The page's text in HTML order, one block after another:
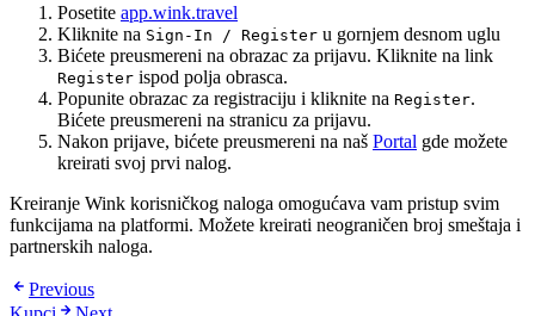
Posetite app.wink.travel
Kliknite na Sign-In / Register u gornjem desnom uglu
Bićete preusmereni na obrazac za prijavu. Kliknite na link
Register ispod polja obrasca.
Popunite obrazac za registraciju i kliknite na Register.
Bićete preusmereni na stranicu za prijavu.
Nakon prijave, bićete preusmereni na naš Portal gde možete
kreirati svoj prvi nalog.
Kreiranje Wink korisničkog naloga omogućava vam pristup svim
funkcijama na platformi. Možete kreirati neograničen broj smeštaja i
partnerskih naloga.
Previous